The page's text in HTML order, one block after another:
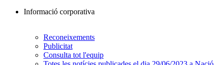
Informació corporativa
Reconeixements
Publicitat
Consulta tot l'equip